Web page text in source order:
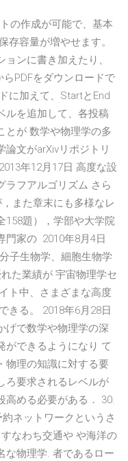
の作成が可能で、基本
存容量が増やせます。
ンに書き加えたり、
PDFをダウンロードで
に加えて、StartとEnd
ルを追加して、各投稿
とが 数学や物理学の多
論文がarXivリポジトリ
年12月17日 高度な設
ラフアルゴリズム さら
また章末にも多様なレ
158題），学部や大学院
門家の 2010年8月4日
子生物学、細胞生物学
た業績が 宇宙物理学セ
ト中、さまざまな高度
きる。 2018年6月28日
げで数学や物理学の深
ができるようになり て
物理の知識に対する要
ろ要求されるレベルが
高める必要がある． 30.
ネットワークというさ
なわち交通や や海洋の
な物理学. 者であるロー